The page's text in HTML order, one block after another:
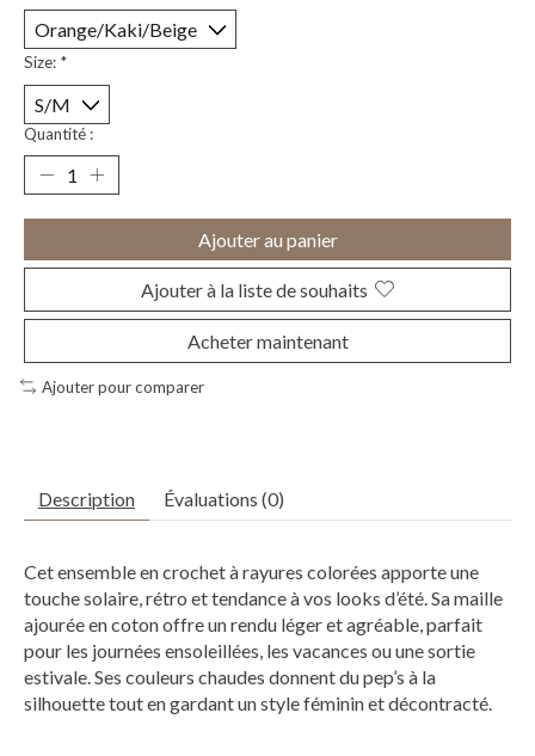
Size: *
Quantité :
Ajouter au panier
Ajouter à la liste de souhaits
Acheter maintenant
Ajouter pour comparer
Description Évaluations (0)
Cet ensemble en crochet à rayures colorées apporte une
touche solaire, rétro et tendance à vos looks d’été. Sa maille
ajourée en coton offre un rendu léger et agréable, parfait
pour les journées ensoleillées, les vacances ou une sortie
estivale. Ses couleurs chaudes donnent du pep’s à la
silhouette tout en gardant un style féminin et décontracté.